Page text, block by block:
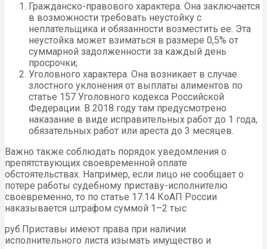
Гражданско-правового характера. Она заключается
в возможности требовать неустойку с
неплательщика и обязанности возместить ее. Эта
неустойка может взиматься в размере 0,5% от
суммарной задолженности за каждый день
просрочки;
Уголовного характера. Она возникает в случае
злостного уклонения от выплаты алиментов по
статье 157 Уголовного кодекса Российской
Федерации. В 2018 году там предусмотрено
наказание в виде исправительных работ до 1 года,
обязательных работ или ареста до 3 месяцев.
Важно также соблюдать порядок уведомления о
препятствующих своевременной оплате
обстоятельствах. Например, если лицо не сообщает о
потере работы судебному приставу-исполнителю
своевременно, то по статье 17.14 КоАП России
наказывается штрафом суммой 1–2 тыс
руб.Приставы имеют права при наличии
исполнительного листа изымать имущество и